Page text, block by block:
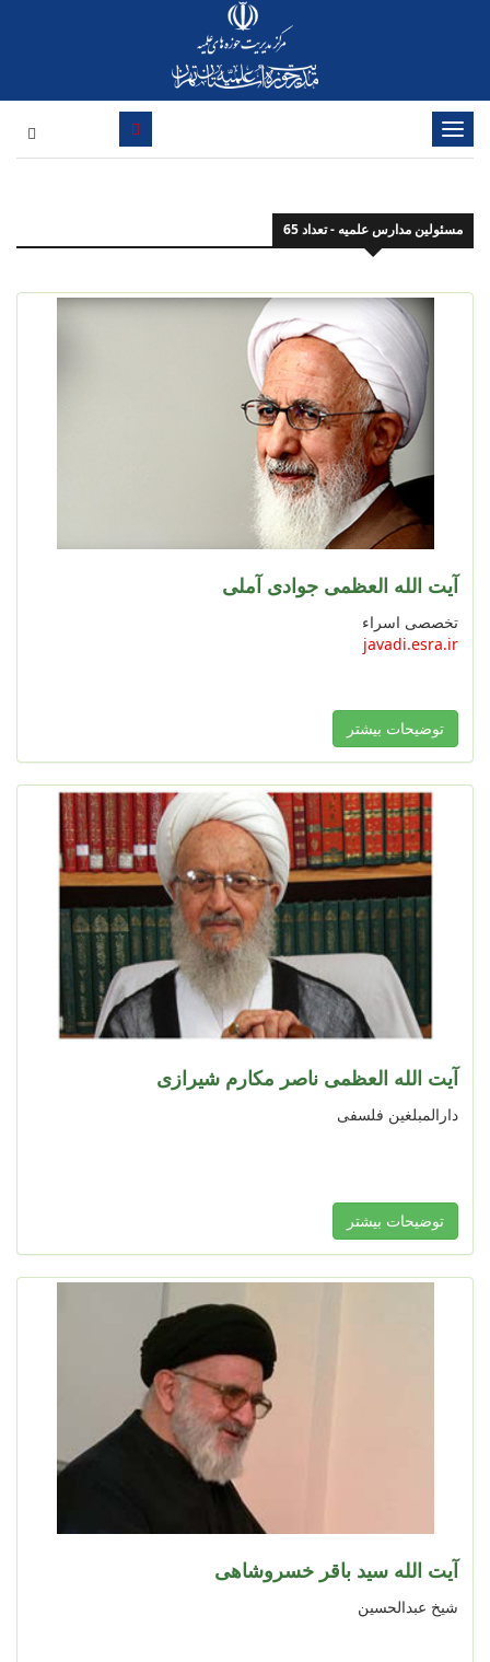
تغییر
وضعیت
مسئولین مدارس علمیه - تعداد 65
آیت الله العظمی جوادی آملی
تخصصی اسراء
javadi.esra.ir
توضیحات بیشتر
آیت الله العظمی ناصر مکارم شیرازی
دارالمبلغین فلسفی
توضیحات بیشتر
آیت‌ ‏الله سید باقر خسروشاهی
شیخ عبدالحسین